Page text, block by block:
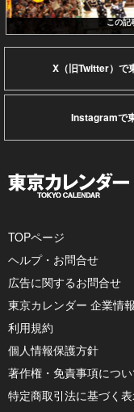
この記
X（旧Twitter）で
Instagramで
TOPページ
ヘルプ・お問合せ
広告に関するお問合せ
東京カレンダー 企業情報
利用規約
個人情報保護方針
著作権・免責事項につ
特定商取引法に基づく